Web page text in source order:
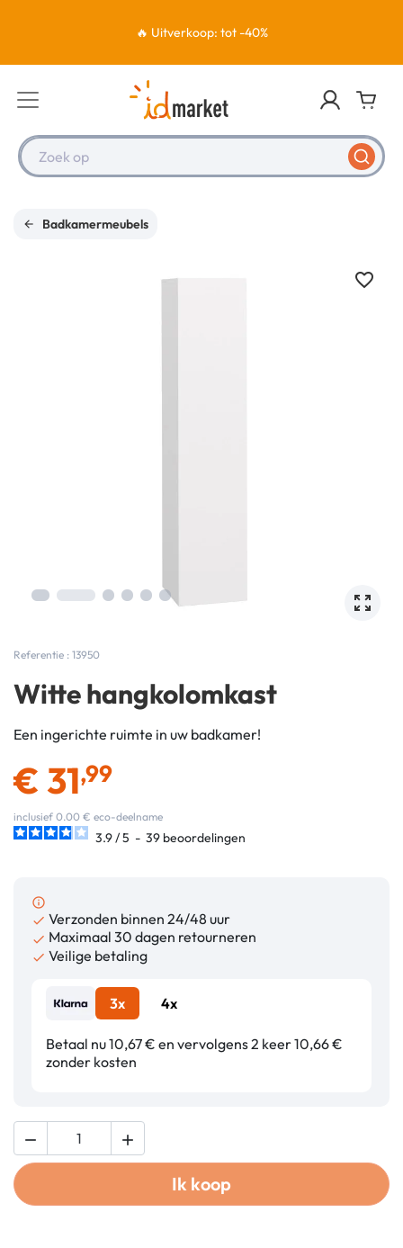
🔥 Uitverkoop: tot -40%
Zoek op
Badkamermeubels
Referentie : 13950
Witte hangkolomkast
Een ingerichte ruimte in uw badkamer!
€ 31,99
inclusief 0.00 € eco-deelname
3.9/5 - 39 beoordelingen
info_outline
 Verzonden binnen 24/48 uur
 Maximaal 30 dagen retourneren
 Veilige betaling
3x 4x
Betaal nu 10,67 € en vervolgens 2 keer 10,66 €
zonder kosten
 
Ik koop
favorite_border